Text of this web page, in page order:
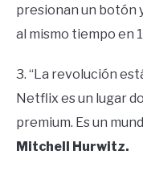
presionan un botón
al mismo tiempo en
3. “La revolución
Netflix es un lugar
premium. Es un
Mitchell Hurwitz.